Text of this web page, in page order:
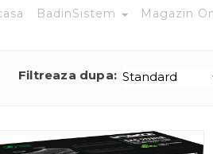
BadinSistem Magazin
Filtreaza dupa: